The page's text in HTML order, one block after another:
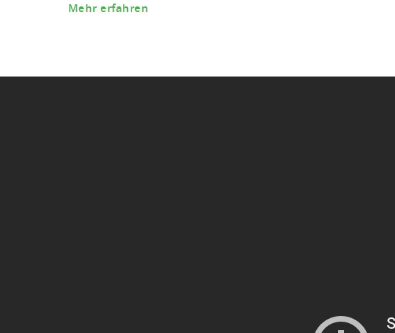
Mehr erfahren